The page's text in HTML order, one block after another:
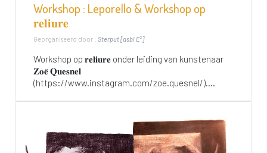
Workshop : Leporello & Workshop op
𝐫𝐞𝐥𝐢𝐮𝐫𝐞
Georganiseerd door : Sterput [asbl E²]
Workshop op 𝐫𝐞𝐥𝐢𝐮𝐫𝐞 onder leiding van kunstenaar
𝐙𝐨𝐞̈ 𝐐𝐮𝐞𝐬𝐧𝐞𝐥
(https://www.instagram.com/zoe.quesnel/)....